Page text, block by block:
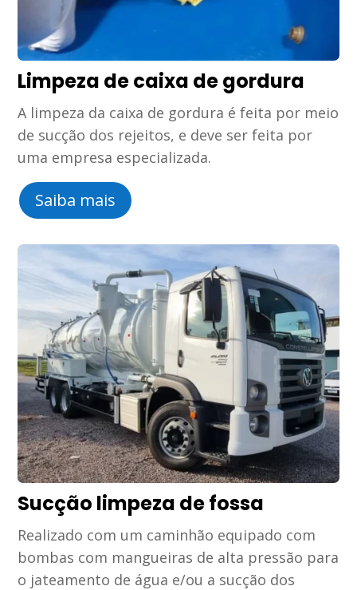
Limpeza de caixa de gordura
A limpeza da caixa de gordura é feita por meio
de sucção dos rejeitos, e deve ser feita por
uma empresa especializada.
Saiba mais
Sucção limpeza de fossa
Realizado com um caminhão equipado com
bombas com mangueiras de alta pressão para
o jateamento de água e/ou a sucção dos